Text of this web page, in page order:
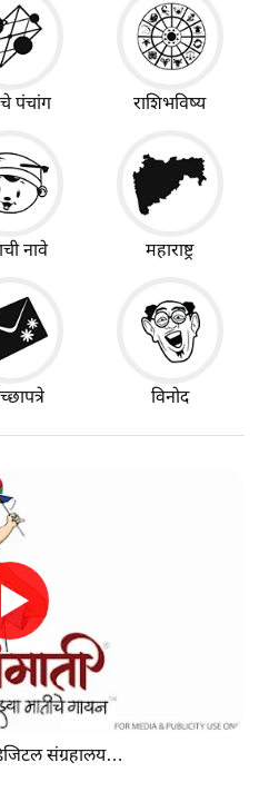
पंचांग राशिभविष्य
नावे महाराष्ट्र
विनोद
संग्रहालय…